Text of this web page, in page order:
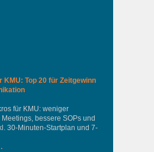
KMU: Top 20 für Zeitgewinn
für KMU: weniger
bessere SOPs und
30-Minuten-Startplan und 7-